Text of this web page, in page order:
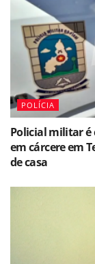
POLÍCIA
Policial militar
em cárcere em
de casa